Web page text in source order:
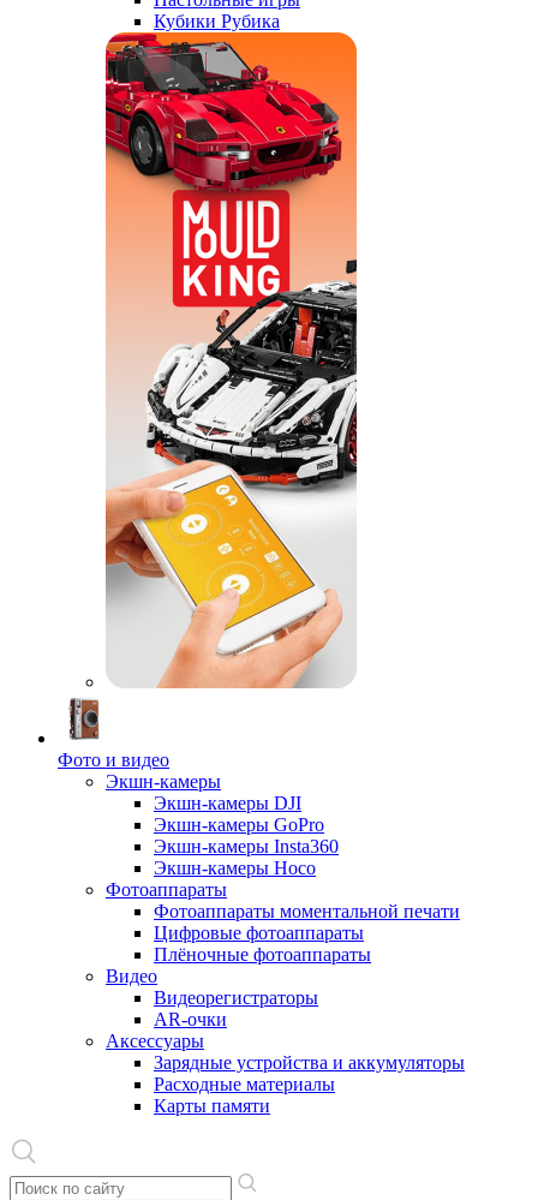
Кубики Рубика
Фото и видео
Экшн-камеры
Экшн-камеры DJI
Экшн-камеры GoPro
Экшн-камеры Insta360
Экшн-камеры Hoco
Фотоаппараты
Фотоаппараты моментальной печати
Цифровые фотоаппараты
Плёночные фотоаппараты
Видео
Видеорегистраторы
AR-очки
Аксессуары
Зарядные устройства и аккумуляторы
Расходные материалы
Карты памяти